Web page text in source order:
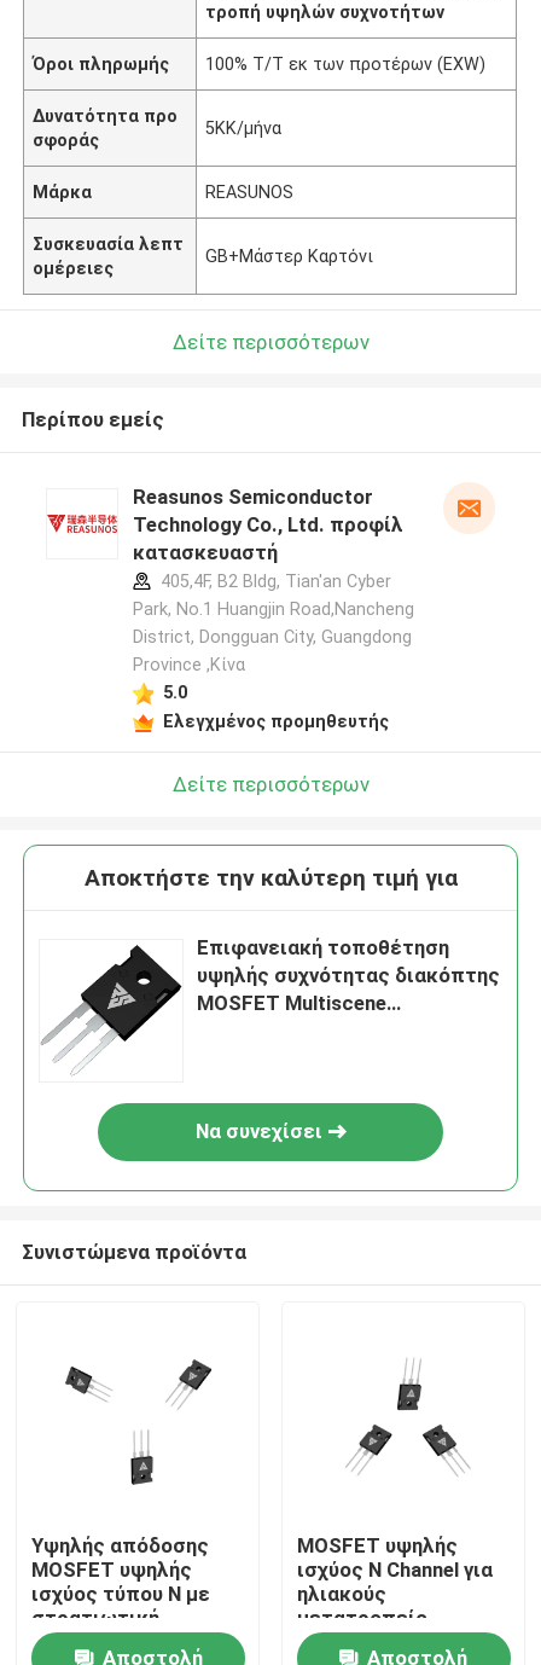
Προϊόντα
Σχετικά με εμάς
τροπή υψηλών συχνοτήτων
Όροι πληρωμής 100% T/T εκ των προτέρων (EXW)
Δυνατότητα προ
σφοράς
5KK/μήνα
Μάρκα REASUNOS
Συσκευασία λεπτ
ομέρειες
GB+Μάστερ Καρτόνι
Δείτε περισσότερων
Περίπου εμείς
Reasunos Semiconductor
Technology Co., Ltd. προφίλ
κατασκευαστή
405,4F, B2 Bldg, Tian'an Cyber
Park, No.1 Huangjin Road,Nancheng
District, Dongguan City, Guangdong
Province ,Κίνα
5.0
Ελεγχμένος προμηθευτής
Δείτε περισσότερων
Αποκτήστε την καλύτερη τιμή για
Επιφανειακή τοποθέτηση
υψηλής συχνότητας διακόπτης
MOSFET Multiscene
Να συνεχίσει
Συνιστώμενα προϊόντα
Υψηλής απόδοσης
MOSFET υψηλής
ισχύος τύπου N με
στρατιωτική
παραγωγή για ισχυρή
Αποστολή
MOSFET υψηλής
ισχύος N Channel για
ηλιακούς
μετατροπείς
Μετατροπείς
Αποστολή